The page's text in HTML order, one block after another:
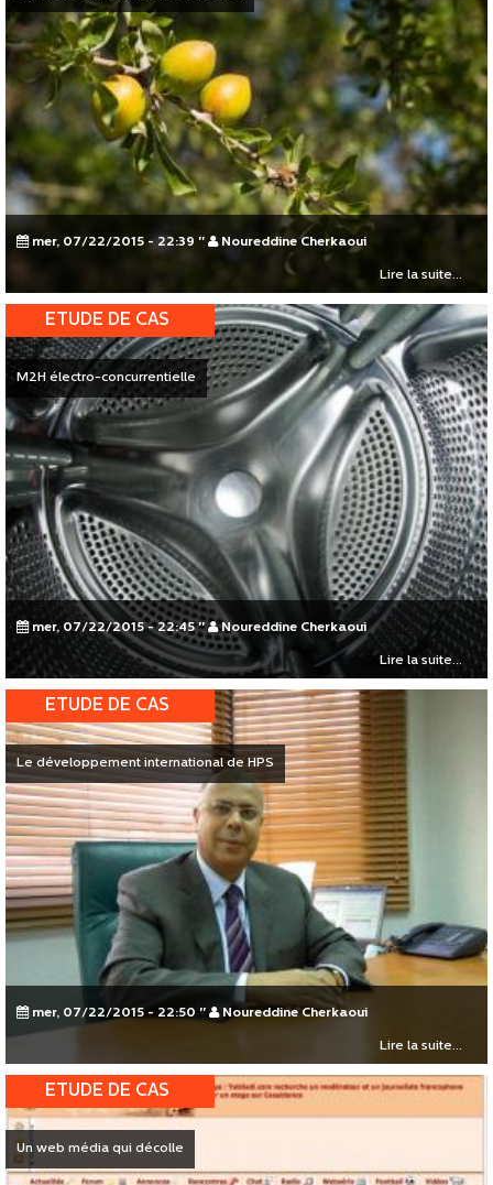
mer, 07/22/2015 - 22:39 " Noureddine Cherkaoui
Lire la suite...
M2H électro-concurrentielle
ETUDE DE CAS
mer, 07/22/2015 - 22:45" Noureddine Cherkaoui
Lire la suite...
Le développement international de HPS
ETUDE DE CAS
mer, 07/22/2015 - 22:50 " Noureddine Cherkaoui
Lire la suite...
Un web média qui décolle
ETUDE DE CAS